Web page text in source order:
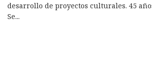
desarrollo de proyectos culturales. 45
Se...